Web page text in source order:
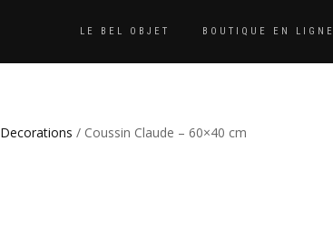
LE BEL OBJET BOUTIQUE EN LIGNE
Decorations / Coussin Claude – 60×40 cm